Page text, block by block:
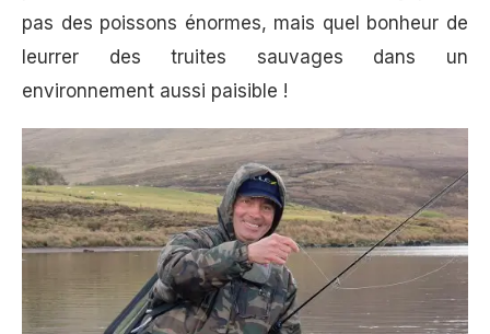
pas des poissons énormes, mais quel bonheur de
leurrer des truites sauvages dans un
environnement aussi paisible !